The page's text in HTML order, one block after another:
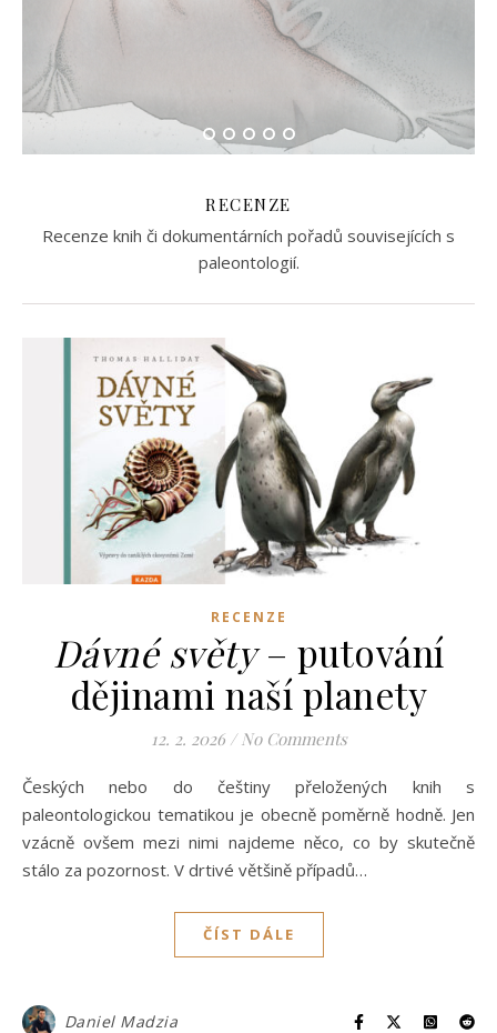
RECENZE
Recenze knih či dokumentárních pořadů souvisejících s
paleontologií.
RECENZE
Dávné světy– putování
dějinami naší planety
12. 2. 2026 / No Comments
Českých nebo do češtiny přeložených knih s
paleontologickou tematikou je obecně poměrně hodně. Jen
vzácně ovšem mezi nimi najdeme něco, co by skutečně
stálo za pozornost. V drtivé většině případů…
ČÍST DÁLE
Daniel Madzia